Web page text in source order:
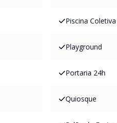
Piscina Coletiva
Playground
Portaria 24h
Quiosque